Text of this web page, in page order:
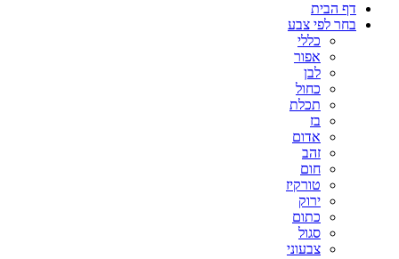
דף הבית
בחר לפי צבע
כללי
אפור
לבן
כחול
תכלת
בז
אדום
זהב
חום
טורקיז
ירוק
כתום
סגול
צבעוני